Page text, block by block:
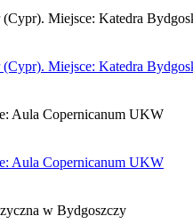
Miejsce: Katedra
Miejsce: Katedra
Aula Copernicanum UKW
Aula Copernicanum UKW
w Bydgoszczy